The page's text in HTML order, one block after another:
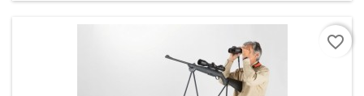
favorite_border